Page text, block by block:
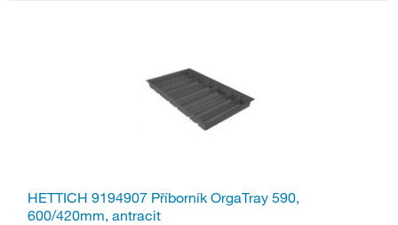
HETTICH 9194907 Příborník OrgaTray 590,
600/420mm, antracit